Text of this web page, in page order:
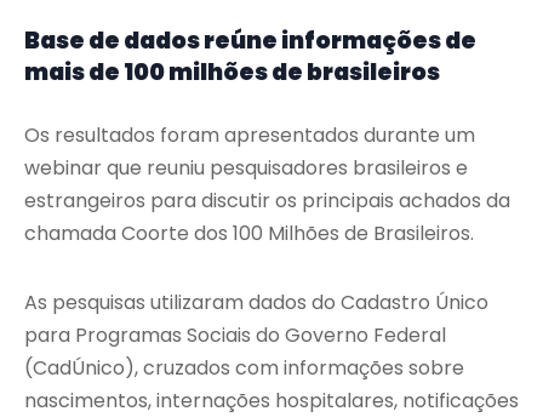
Base de dados reúne informações de
mais de 100 milhões de brasileiros
Os resultados foram apresentados durante um
webinar que reuniu pesquisadores brasileiros e
estrangeiros para discutir os principais achados da
chamada Coorte dos 100 Milhões de Brasileiros.
As pesquisas utilizaram dados do Cadastro Único
para Programas Sociais do Governo Federal
(CadÚnico), cruzados com informações sobre
nascimentos, internações hospitalares, notificações